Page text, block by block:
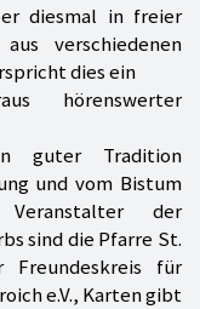
diesmal in freier
verschiedenen
dies ein
hörenswerter
guter Tradition
und vom Bistum
der
sind die Pfarre St.
Freundeskreis für
e.V., Karten gibt